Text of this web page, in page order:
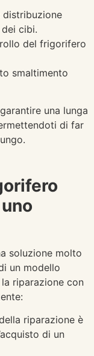
distribuzione
cibi.
del frigorifero
smaltimento
una lunga
di far
soluzione molto
un modello
riparazione con
riparazione è
di un